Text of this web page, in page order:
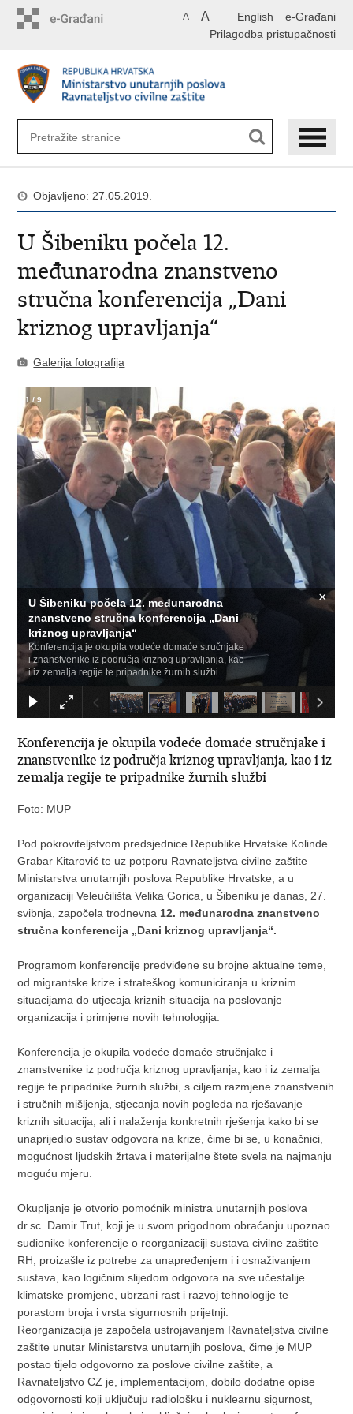
English e-Građani
A A
Prilagodba pristupačnosti
Objavljeno: 27.05.2019.
U Šibeniku počela 12.
međunarodna znanstveno
stručna konferencija „Dani
kriznog upravljanja“
Galerija fotografija
U Šibeniku počela 12. međunarodna
znanstveno stručna konferencija „Dani
kriznog upravljanja“
Konferencija je okupila vodeće domaće stručnjake
i znanstvenike iz područja kriznog upravljanja, kao
i iz zemalja regije te pripadnike žurnih službi
×
1 /9
Konferencija je okupila vodeće domaće stručnjake i
znanstvenike iz područja kriznog upravljanja, kao i iz
zemalja regije te pripadnike žurnih službi
Foto: MUP
Pod pokroviteljstvom predsjednice Republike Hrvatske Kolinde
Grabar Kitarović te uz potporu Ravnateljstva civilne zaštite
Ministarstva unutarnjih poslova Republike Hrvatske, a u
organizaciji Veleučilišta Velika Gorica, u Šibeniku je danas, 27.
svibnja, započela trodnevna 12. međunarodna znanstveno
stručna konferencija „Dani kriznog upravljanja“.
Programom konferencije predviđene su brojne aktualne teme,
od migrantske krize i strateškog komuniciranja u kriznim
situacijama do utjecaja kriznih situacija na poslovanje
organizacija i primjene novih tehnologija.
Konferencija je okupila vodeće domaće stručnjake i
znanstvenike iz područja kriznog upravljanja, kao i iz zemalja
regije te pripadnike žurnih službi, s ciljem razmjene znanstvenih
i stručnih mišljenja, stjecanja novih pogleda na rješavanje
kriznih situacija, ali i nalaženja konkretnih rješenja kako bi se
unaprijedio sustav odgovora na krize, čime bi se, u konačnici,
mogućnost ljudskih žrtava i materijalne štete svela na najmanju
moguću mjeru.
Okupljanje je otvorio pomoćnik ministra unutarnjih poslova
dr.sc. Damir Trut, koji je u svom prigodnom obraćanju upoznao
sudionike konferencije o reorganizaciji sustava civilne zaštite
RH, proizašle iz potrebe za unapređenjem i i osnaživanjem
sustava, kao logičnim slijedom odgovora na sve učestalije
klimatske promjene, ubrzani rast i razvoj tehnologije te
porastom broja i vrsta sigurnosnih prijetnji.
Reorganizacija je započela ustrojavanjem Ravnateljstva civilne
zaštite unutar Ministarstva unutarnjih poslova, čime je MUP
postao tijelo odgovorno za poslove civilne zaštite, a
Ravnateljstvo CZ je, implementacijom, dobilo dodatne opise
odgovornosti koji uključuju radiološku i nuklearnu sigurnost,